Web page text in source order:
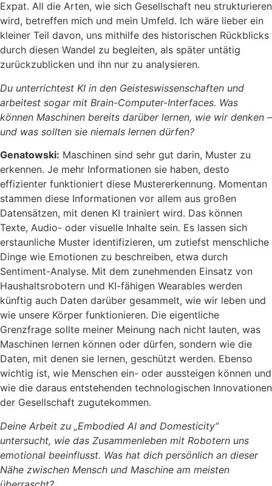
Expat. All die Arten, wie sich Gesellschaft neu strukturieren
wird, betreffen mich und mein Umfeld. Ich wäre lieber ein
kleiner Teil davon, uns mithilfe des historischen Rückblicks
durch diesen Wandel zu begleiten, als später untätig
zurückzublicken und ihn nur zu analysieren.
Du unterrichtest KI in den Geisteswissenschaften und
arbeitest sogar mit Brain-Computer-Interfaces. Was
können Maschinen bereits darüber lernen, wie wir denken –
und was sollten sie niemals lernen dürfen?
Genatowski: Maschinen sind sehr gut darin, Muster zu
erkennen. Je mehr Informationen sie haben, desto
effizienter funktioniert diese Mustererkennung. Momentan
stammen diese Informationen vor allem aus großen
Datensätzen, mit denen KI trainiert wird. Das können
Texte, Audio- oder visuelle Inhalte sein. Es lassen sich
erstaunliche Muster identifizieren, um zutiefst menschliche
Dinge wie Emotionen zu beschreiben, etwa durch
Sentiment-Analyse. Mit dem zunehmenden Einsatz von
Haushaltsrobotern und KI-fähigen Wearables werden
künftig auch Daten darüber gesammelt, wie wir leben und
wie unsere Körper funktionieren. Die eigentliche
Grenzfrage sollte meiner Meinung nach nicht lauten, was
Maschinen lernen können oder dürfen, sondern wie die
Daten, mit denen sie lernen, geschützt werden. Ebenso
wichtig ist, wie Menschen ein- oder aussteigen können und
wie die daraus entstehenden technologischen Innovationen
der Gesellschaft zugutekommen.
Deine Arbeit zu „Embodied AI and Domesticity“
untersucht, wie das Zusammenleben mit Robotern uns
emotional beeinflusst. Was hat dich persönlich an dieser
Nähe zwischen Mensch und Maschine am meisten